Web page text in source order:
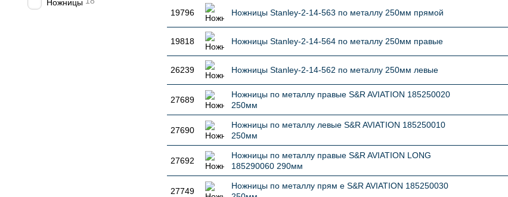
19796 Ножницы Stanley-2-14-563 по металлу 250мм прямой
19818 Ножницы Stanley-2-14-564 по металлу 250мм правые
26239 Ножницы Stanley-2-14-562 по металлу 250мм левые
27689
Ножницы по металлу правые S&R AVIATION 185250020
250мм
27690
Ножницы по металлу левые S&R AVIATION 185250010
250мм
27692
Ножницы по металлу правые S&R AVIATION LONG
185290060 290мм
27749
Ножницы по металлу прям е S&R AVIATION 185250030
Ножницы